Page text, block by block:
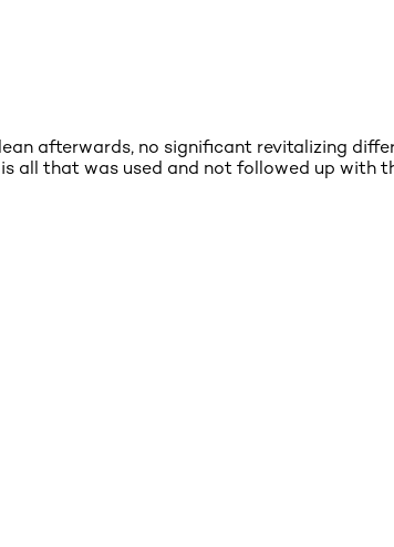
afterwards, no significant revitalizing
all that was used and not followed up with